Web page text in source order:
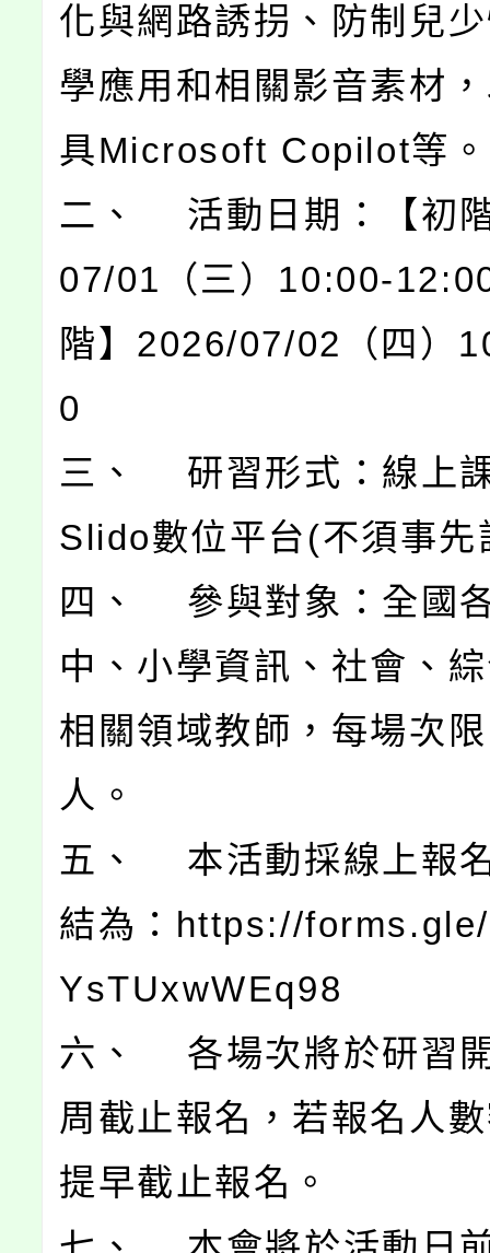
化與網路誘拐、防制兒
學應用和相關影音素材
具Microsoft Copilot等。
二、 活動日期：【初
07/01（三）10:00-
階】2026/07/02（四）
0
三、 研習形式：線上
Slido數位平台(不須事先
四、 參與對象：全國
中、小學資訊、社會、
相關領域教師，每場次
人。
五、 本活動採線上報
結為：https://
YsTUxwWEq98
六、 各場次將於研習
周截止報名，若報名人
提早截止報名。